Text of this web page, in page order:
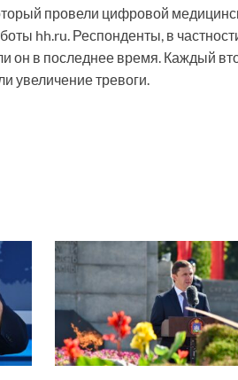
провели цифровой
hh.ru. Респонденты, в
он в последнее время. Каждый
увеличение тревоги.